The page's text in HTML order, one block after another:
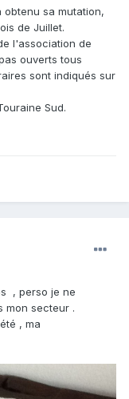
sa mutation,
de Juillet.
l'association de
ouverts tous
sont indiqués sur
Sud.
, perso je ne
mon secteur .
, ma